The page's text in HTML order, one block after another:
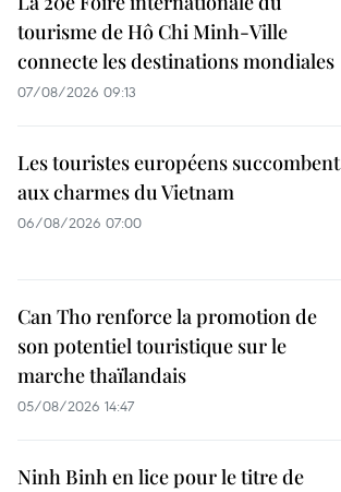
tourisme de Hô Chi Minh-Ville
connecte les destinations mondiales
07/08/2026 09:13
Les touristes européens succombent
aux charmes du Vietnam
06/08/2026 07:00
Can Tho renforce la promotion de
son potentiel touristique sur le
marche thaïlandais
05/08/2026 14:47
Ninh Binh en lice pour le titre de